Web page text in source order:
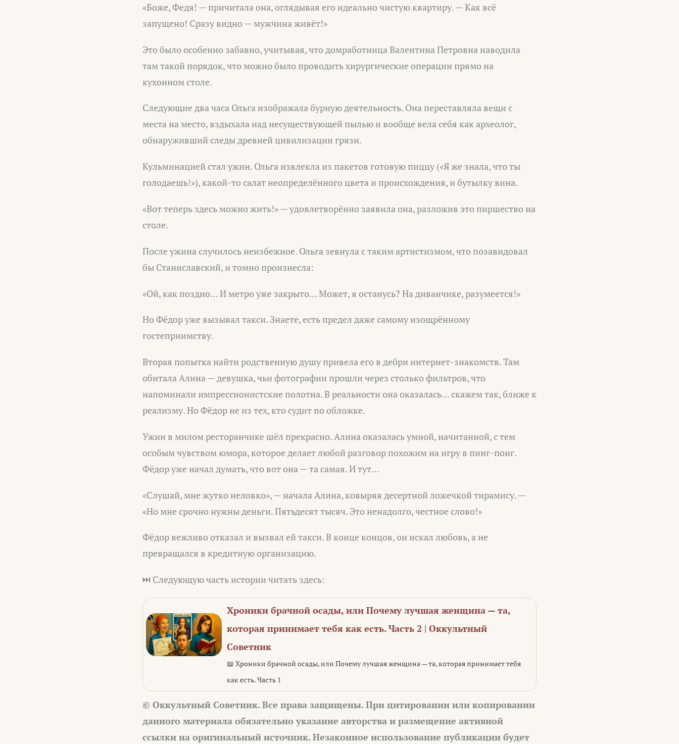
«Боже, Федя! — причитала она, оглядывая его идеально чистую квартиру. — Как всё
запущено! Сразу видно — мужчина живёт!»
Это было особенно забавно, учитывая, что домработница Валентина Петровна наводила
там такой порядок, что можно было проводить хирургические операции прямо на
кухонном столе.
Следующие два часа Ольга изображала бурную деятельность. Она переставляла вещи с
места на место, вздыхала над несуществующей пылью и вообще вела себя как археолог,
обнаруживший следы древней цивилизации грязи.
Кульминацией стал ужин. Ольга извлекла из пакетов готовую пиццу («Я же знала, что ты
голодаешь!»), какой-то салат неопределённого цвета и происхождения, и бутылку вина.
«Вот теперь здесь можно жить!» — удовлетворённо заявила она, разложив это пиршество на
столе.
После ужина случилось неизбежное. Ольга зевнула с таким артистизмом, что позавидовал
бы Станиславский, и томно произнесла:
«Ой, как поздно… И метро уже закрыто… Может, я останусь? На диванчике, разумеется!»
Но Фёдор уже вызывал такси. Знаете, есть предел даже самому изощрённому
гостеприимству.
Вторая попытка найти родственную душу привела его в дебри интернет-знакомств. Там
обитала Алина — девушка, чьи фотографии прошли через столько фильтров, что
напоминали импрессионистские полотна. В реальности она оказалась… скажем так, ближе к
реализму. Но Фёдор не из тех, кто судит по обложке.
Ужин в милом ресторанчике шёл прекрасно. Алина оказалась умной, начитанной, с тем
особым чувством юмора, которое делает любой разговор похожим на игру в пинг-понг.
Фёдор уже начал думать, что вот она — та самая. И тут…
«Слушай, мне жутко неловко», — начала Алина, ковыряя десертной ложечкой тирамису. —
«Но мне срочно нужны деньги. Пятьдесят тысяч. Это ненадолго, честное слово!»
Фёдор вежливо отказал и вызвал ей такси. В конце концов, он искал любовь, а не
превращался в кредитную организацию.
⏭️ Следующую часть истории читать здесь:
Хроники брачной осады, или Почему лучшая женщина — та,
которая принимает тебя как есть. Часть 2 | Оккультный
Советник
📖 Хроники брачной осады, или Почему лучшая женщина — та, которая принимает тебя
как есть. Часть 1
© Оккультный Советник. Все права защищены. При цитировании или копировании
данного материала обязательно указание авторства и размещение активной
ссылки на оригинальный источник. Незаконное использование публикации будет